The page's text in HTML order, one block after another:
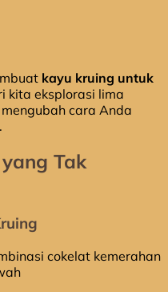
kayu kruing untuk
kita eksplorasi lima
cara Anda
Tak
cokelat kemerahan